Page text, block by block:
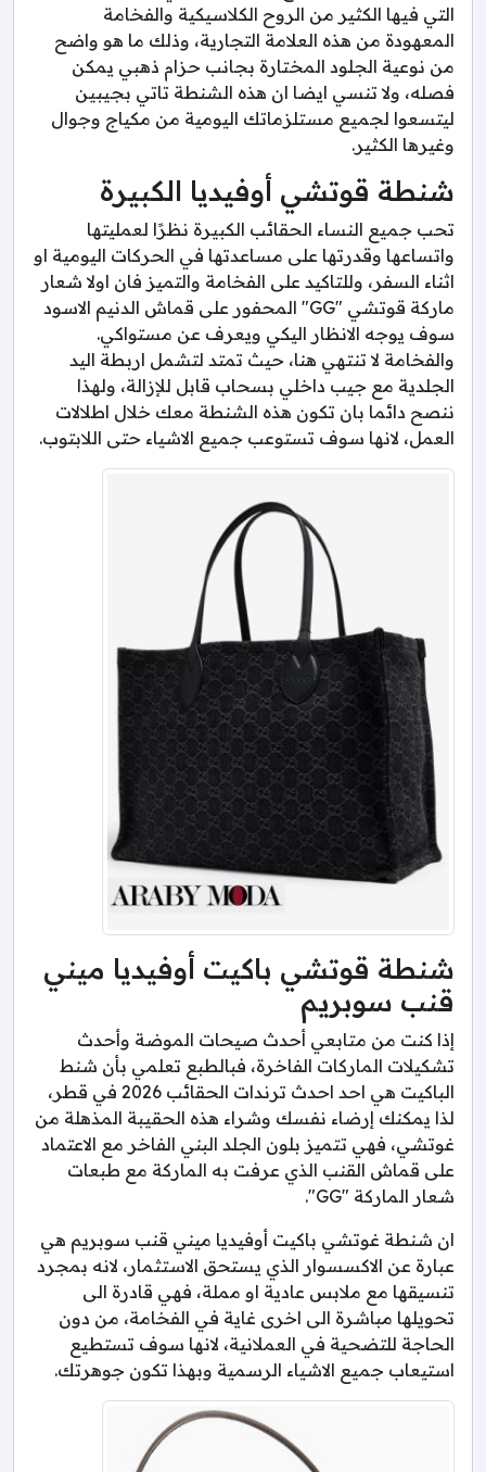
التي فيها الكثير من الروح الكلاسيكية والفخامة
المعهودة من هذه العلامة التجارية، وذلك ما هو واضح
من نوعية الجلود المختارة بجانب حزام ذهبي يمكن
فصله، ولا تنسي ايضا ان هذه الشنطة تاتي بجيبين
ليتسعوا لجميع مستلزماتك اليومية من مكياج وجوال
وغيرها الكثير.
شنطة قوتشي أوفيديا الكبيرة
تحب جميع النساء الحقائب الكبيرة نظرًا لعمليتها
واتساعها وقدرتها على مساعدتها في الحركات اليومية او
اثناء السفر، وللتاكيد على الفخامة والتميز فان اولا شعار
ماركة قوتشي "GG" المحفور على قماش الدنيم الاسود
سوف يوجه الانظار اليكي ويعرف عن مستواكي.
والفخامة لا تنتهي هنا، حيث تمتد لتشمل اربطة اليد
الجلدية مع جيب داخلي بسحاب قابل للإزالة، ولهذا
ننصح دائما بان تكون هذه الشنطة معك خلال اطلالات
العمل، لانها سوف تستوعب جميع الاشياء حتى اللابتوب.
شنطة قوتشي باكيت أوفيديا ميني
قنب سوبريم
إذا كنت من متابعي أحدث صيحات الموضة وأحدث
تشكيلات الماركات الفاخرة، فبالطبع تعلمي بأن شنط
الباكيت هي احد احدث ترندات الحقائب 2026 في قطر،
لذا يمكنك إرضاء نفسك وشراء هذه الحقيبة المذهلة من
غوتشي، فهي تتميز بلون الجلد البني الفاخر مع الاعتماد
على قماش القنب الذي عرفت به الماركة مع طبعات
شعار الماركة "GG".
ان شنطة غوتشي باكيت أوفيديا ميني قنب سوبريم هي
عبارة عن الاكسسوار الذي يستحق الاستثمار، لانه بمجرد
تنسيقها مع ملابس عادية او مملة، فهي قادرة الى
تحويلها مباشرة الى اخرى غاية في الفخامة، من دون
الحاجة للتضحية في العملانية، لانها سوف تستطيع
استيعاب جميع الاشياء الرسمية وبهذا تكون جوهرتك.